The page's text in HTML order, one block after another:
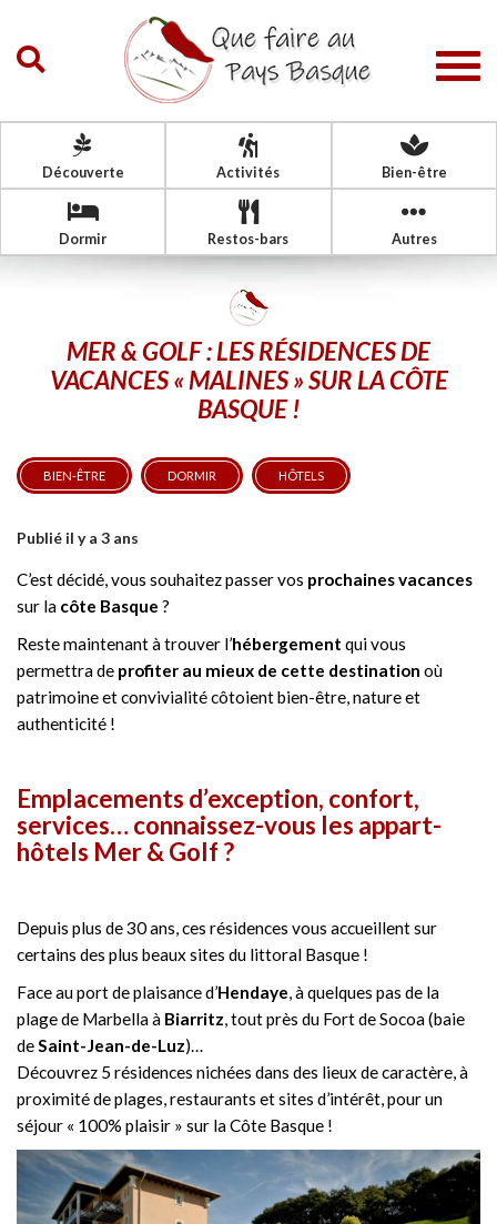
Découverte Activités Bien-être
Dormir Restos-bars Autres
MER & GOLF : LES RÉSIDENCES DE
VACANCES « MALINES » SUR LA CÔTE
BASQUE !
BIEN-ÊTRE DORMIR HÔTELS
Publié il y a 3 ans
C’est décidé, vous souhaitez passer vos prochaines vacances
sur la côte Basque ?
Reste maintenant à trouver l’hébergement qui vous
permettra de profiter au mieux de cette destination où
patrimoine et convivialité côtoient bien-être, nature et
authenticité !
Emplacements d’exception, confort,
services… connaissez-vous les appart-
hôtels Mer & Golf ?
Depuis plus de 30 ans, ces résidences vous accueillent sur
certains des plus beaux sites du littoral Basque !
Face au port de plaisance d’Hendaye, à quelques pas de la
plage de Marbella à Biarritz, tout près du Fort de Socoa (baie
deSaint-Jean-de-Luz)…
Découvrez 5 résidences nichées dans des lieux de caractère, à
proximité de plages, restaurants et sites d’intérêt, pour un
séjour « 100% plaisir » sur la Côte Basque !